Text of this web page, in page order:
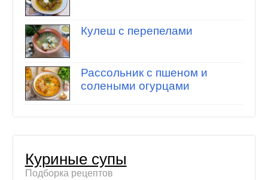
Кулеш с перепелами
Рассольник с пшеном и
солеными огурцами
Куриные супы
Подборка рецептов